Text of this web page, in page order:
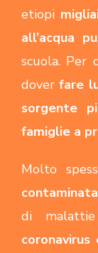
etiopi
all’acqua
scuola. Per
doverfare
sorgente
famiglie a
Molto
contaminata
di